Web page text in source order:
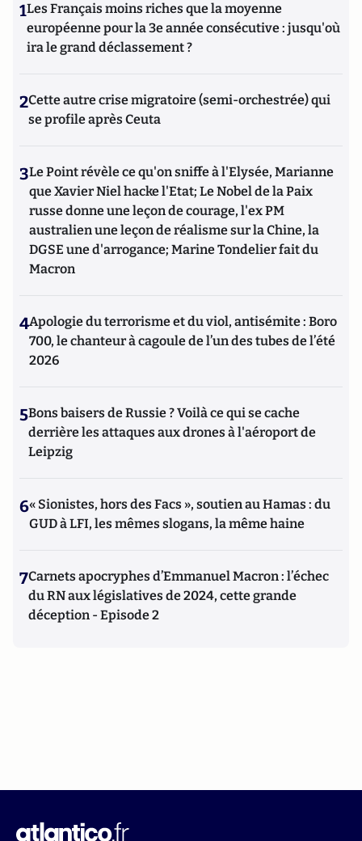
1Les Français moins riches que la moyenne
européenne pour la 3e année consécutive : jusqu'où
ira le grand déclassement ?
2Cette autre crise migratoire (semi-orchestrée) qui
se profile après Ceuta
3Le Point révèle ce qu'on sniffe à l'Elysée, Marianne
que Xavier Niel hacke l'Etat; Le Nobel de la Paix
russe donne une leçon de courage, l'ex PM
australien une leçon de réalisme sur la Chine, la
DGSE une d'arrogance; Marine Tondelier fait du
Macron
4Apologie du terrorisme et du viol, antisémite : Boro
700, le chanteur à cagoule de l’un des tubes de l’été
2026
5Bons baisers de Russie ? Voilà ce qui se cache
derrière les attaques aux drones à l'aéroport de
Leipzig
6« Sionistes, hors des Facs », soutien au Hamas : du
GUD à LFI, les mêmes slogans, la même haine
7Carnets apocryphes d’Emmanuel Macron : l’échec
du RN aux législatives de 2024, cette grande
déception - Episode 2